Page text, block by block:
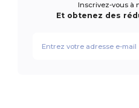
Inscrivez-vous à
Et obtenez des